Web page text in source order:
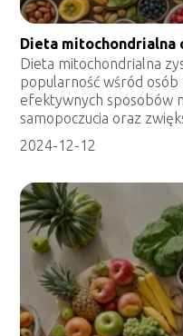
Dieta mitochondrialna
Dieta mitochondrialna
popularność wśród osób
efektywnych sposobów
samopoczucia oraz
2024-12-12